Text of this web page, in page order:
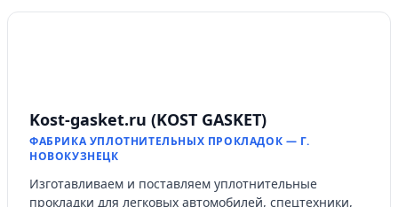
Kost-gasket.ru (KOST GASKET)
ФАБРИКА УПЛОТНИТЕЛЬНЫХ ПРОКЛАДОК — Г.
НОВОКУЗНЕЦК
Изготавливаем и поставляем уплотнительные
прокладки для легковых автомобилей, спецтехники,